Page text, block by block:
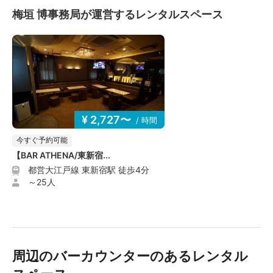
梅垣 博事務局が運営するレンタルスペース
¥ 2,727〜 / 時間
今すぐ予約可能
【BAR ATHENA/東新宿...
都営大江戸線 東新宿駅 徒歩4分
～25人
周辺のバーカウンターのあるレンタル